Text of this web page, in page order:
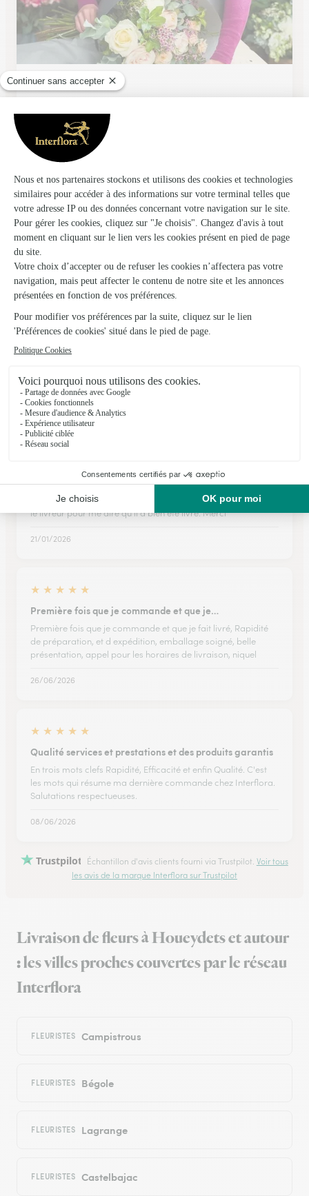
Aure Fleurs
★4.6 (39)
6, place Monument
Voir la boutique
Ils ont fait livrer des fleurs ou une plante à
Houeydets
★ ★ ★ ★ ★
Madame la fleuriste m a connectée et…
Madame la fleuriste m a connectée et magre la difficulté de
celle ci c est effectuée Bravo interflora
07/06/2026
Le bouquet offert etait magnifique
Le bouquet offert etait magnifique. J'ai aimé être appelé par
le livreur pour me dire qu'il a bien été livré. Merci
21/01/2026
★ ★ ★ ★ ★
Première fois que je commande et que je…
Première fois que je commande et que je fait livré, Rapidité
de préparation, et d expédition, emballage soigné, belle
présentation, appel pour les horaires de livraison, niquel
26/06/2026
★ ★ ★ ★ ★
Qualité services et prestations et des produits garantis
En trois mots clefs Rapidité, Efficacité et enfin Qualité. C'est
les mots qui résume ma dernière commande chez Interflora.
Salutations respectueuses.
08/06/2026
Trustpilot Échantillon d'avis clients fourni via Trustpilot. Voir tous
les avis de la marque Interflora sur Trustpilot
Livraison de fleurs à Houeydets et autour
: les villes proches couvertes par le réseau
Interflora
FLEURISTES Campistrous
FLEURISTES Bégole
FLEURISTES Lagrange
FLEURISTES Castelbajac